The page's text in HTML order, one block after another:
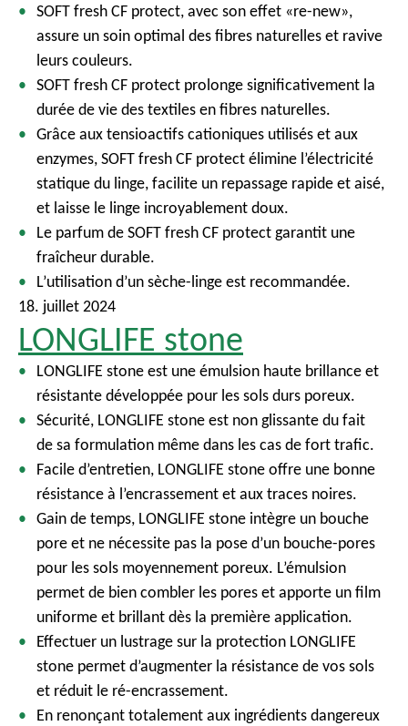
SOFT fresh CF protect, avec son effet «re-new»,
assure un soin optimal des fibres naturelles et ravive
leurs couleurs.
SOFT fresh CF protect prolonge significativement la
durée de vie des textiles en fibres naturelles.
Grâce aux tensioactifs cationiques utilisés et aux
enzymes, SOFT fresh CF protect élimine l’électricité
statique du linge, facilite un repassage rapide et aisé,
et laisse le linge incroyablement doux.
Le parfum de SOFT fresh CF protect garantit une
fraîcheur durable.
L’utilisation d’un sèche-linge est recommandée.
18. juillet 2024
LONGLIFE stone
LONGLIFE stone est une émulsion haute brillance et
résistante développée pour les sols durs poreux.
Sécurité, LONGLIFE stone est non glissante du fait
de sa formulation même dans les cas de fort trafic.
Facile d’entretien, LONGLIFE stone offre une bonne
résistance à l’encrassement et aux traces noires.
Gain de temps, LONGLIFE stone intègre un bouche
pore et ne nécessite pas la pose d’un bouche-pores
pour les sols moyennement poreux. L’émulsion
permet de bien combler les pores et apporte un film
uniforme et brillant dès la première application.
Effectuer un lustrage sur la protection LONGLIFE
stone permet d’augmenter la résistance de vos sols
et réduit le ré-encrassement.
En renonçant totalement aux ingrédients dangereux